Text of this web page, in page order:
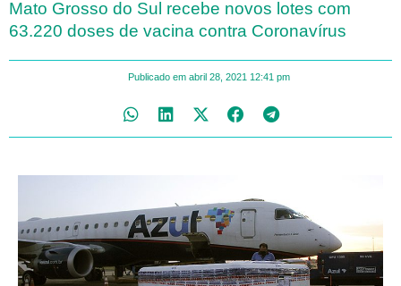
Mato Grosso do Sul recebe novos lotes com
63.220 doses de vacina contra Coronavírus
Publicado em abril 28, 2021 12:41 pm